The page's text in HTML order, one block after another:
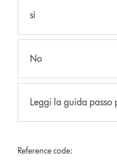
sì
No
Leggi la guida passo
Reference code: